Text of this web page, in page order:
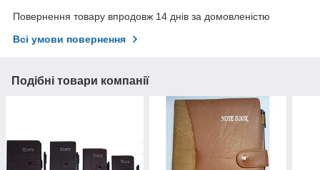
Повернення товару впродовж 14 днів за домовленістю
Всі умови повернення
Подібні товари компанії